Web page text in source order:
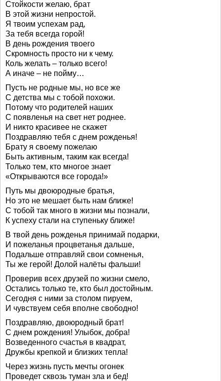
Стойкости желаю, брат
В этой жизни непростой.
Я твоим успехам рад,
За тебя всегда горой!
В день рождения твоего
Скромность просто ни к чему.
Коль желать – только всего!
А иначе – не пойму…
Пусть не родные мы, но все же
С детства мы с тобой похожи.
Потому что родителей наших
С появленья на свет нет роднее.
И никто красивее не скажет
Поздравляю тебя с днем рожденья!
Брату я своему пожелаю
Быть активным, таким как всегда!
Только тем, кто многое знает
«Открываются все города!»
Путь мы двоюродные братья,
Но это не мешает быть нам ближе!
С тобой так много в жизни мы познали,
К успеху стали на ступеньку ближе!
В твой день рожденья принимай подарки,
И пожеланья процветанья дальше,
Подальше отправляй свои сомненья,
Ты же герой! Долой налёты фальши!
Проверив всех друзей по жизни смело,
Остались только те, кто был достойным.
Сегодня с ними за столом пируем,
И чувствуем себя вполне свободно!
Поздравляю, двоюродный брат!
С днем рождения! Улыбок, добра!
Возведенного счастья в квадрат,
Дружбы крепкой и близких тепла!
Через жизнь пусть мечты огонек
Проведет сквозь туман зла и бед!